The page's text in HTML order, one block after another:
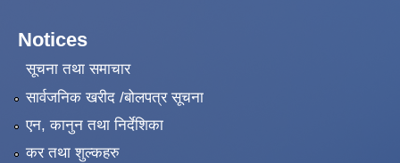
Notices
सूचना तथा समाचार
सार्वजनिक खरीद /बोलपत्र सूचना
एन, कानुन तथा निर्देशिका
कर तथा शुल्कहरु